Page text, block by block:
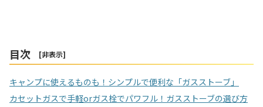
目次 [非表示]
キャンプに使えるものも！シンプルで便利な「ガスストーブ」
カセットガスで手軽orガス栓でパワフル！ガスストーブの選び方